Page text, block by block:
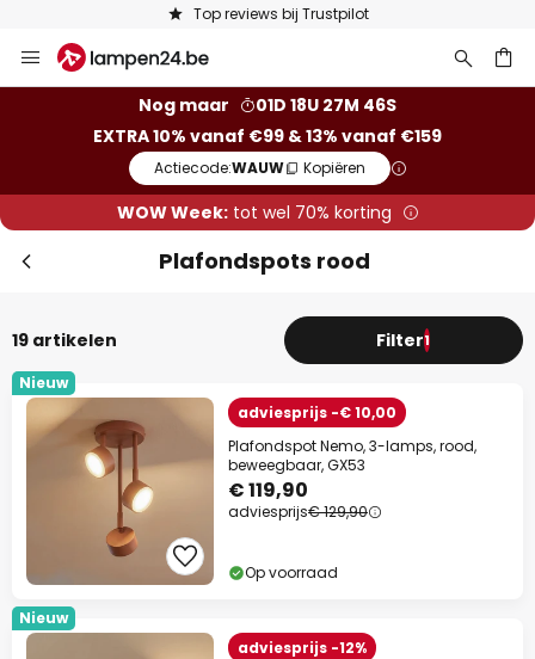
Keuze uit 50.000 lampen
naar
Nog maar
01D 18U 27M 45S
EXTRA 10% vanaf €99 & 13% vanaf €159
Actiecode:WAUW Kopiëren
WOW Week:tot wel 70% korting
Plafondspots rood
19 artikelen Filter1
Nieuw
adviesprijs -€ 10,00
Plafondspot Nemo, 3-lamps, rood,
beweegbaar, GX53
€ 119,90
adviesprijs€ 129,90
Op voorraad
Nieuw
adviesprijs -12%